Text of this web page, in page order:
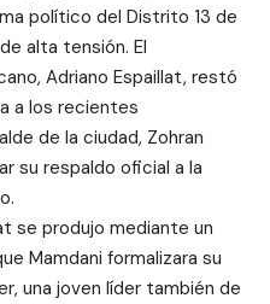
político del Distrito 13 de
alta tensión. El
Adriano Espaillat, restó
a los recientes
de la ciudad, Zohran
su respaldo oficial a la
se produjo mediante un
Mamdani formalizara su
una joven líder también de